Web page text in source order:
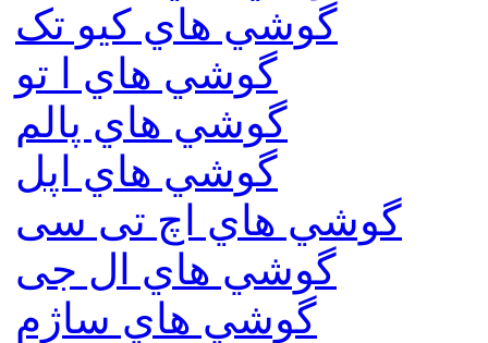
گوشي هاي کیو تک
گوشي هاي ا تو
گوشي هاي پالم
گوشي هاي اپل
گوشي هاي اچ تی سی
گوشي هاي ال جی
گوشي هاي ساژم